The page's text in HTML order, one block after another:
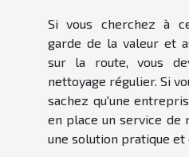
Si vous cherchez à
garde de la valeur et
sur la route, vous
nettoyage régulier. Si
sachez qu'une
en place un service de
une solution pratique et